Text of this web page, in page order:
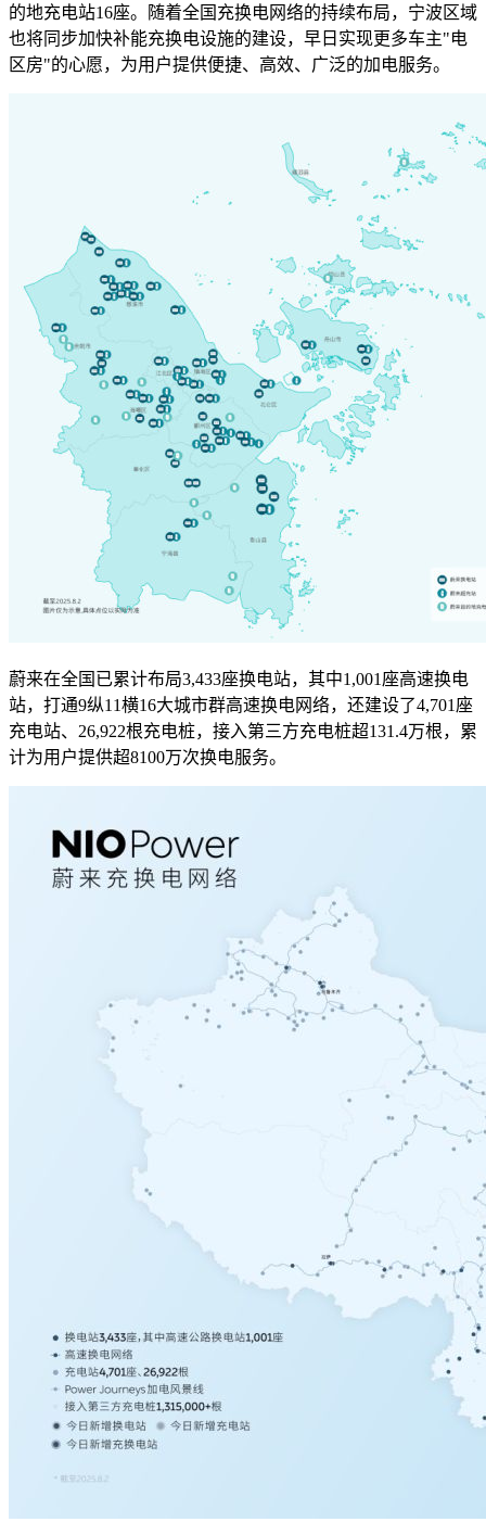
的地充电站16座。随着全国充换电网络的持续布局，宁波区域
也将同步加快补能充换电设施的建设，早日实现更多车主"电
区房"的心愿，为用户提供便捷、高效、广泛的加电服务。
蔚来在全国已累计布局3,433座换电站，其中1,001座高速换电
站，打通9纵11横16大城市群高速换电网络，还建设了4,701座
充电站、26,922根充电桩，接入第三方充电桩超131.4万根，累
计为用户提供超8100万次换电服务。